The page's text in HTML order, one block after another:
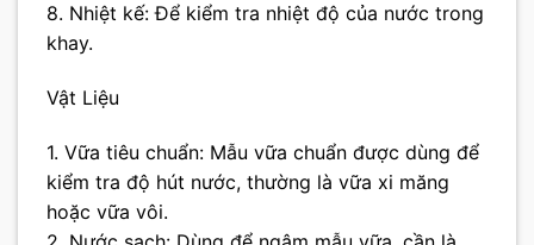
8. Nhiệt kế: Để kiểm tra nhiệt độ của nước trong
khay.
Vật Liệu
1. Vữa tiêu chuẩn: Mẫu vữa chuẩn được dùng để
kiểm tra độ hút nước, thường là vữa xi măng
hoặc vữa vôi.